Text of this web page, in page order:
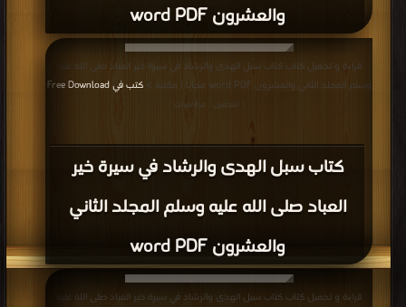
والعشرون word PDF
كتاب سبل الهدى والرشاد في سيرة خير
العباد صلى الله عليه وسلم المجلد الثاني
والعشرون word PDF
قراءة و تحميل كتاب كتاب سبل الهدى والرشاد في سيرة خير العباد صلى الله عليه
وسلم المجلد الثاني والعشرون word PDF مجانا | مكتبة >
كتب في Free Download
| التحميل : مرة/مرات
قراءة و تحميل كتاب كتاب سبل الهدى والرشاد في سيرة خير العباد صلى الله عليه